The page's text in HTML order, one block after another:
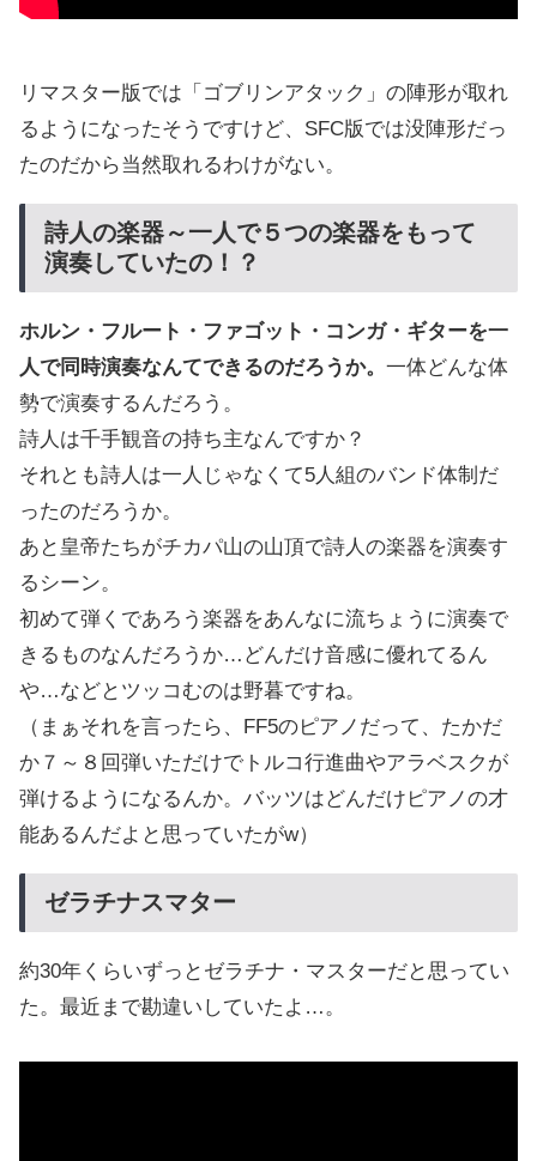
リマスター版では「ゴブリンアタック」の陣形が取れ
るようになったそうですけど、SFC版では没陣形だっ
たのだから当然取れるわけがない。
詩人の楽器～一人で５つの楽器をもって
演奏していたの！？
ホルン・フルート・ファゴット・コンガ・ギターを一
人で同時演奏なんてできるのだろうか。 一体どんな体
勢で演奏するんだろう。
詩人は千手観音の持ち主なんですか？
それとも詩人は一人じゃなくて5人組のバンド体制だ
ったのだろうか。
あと皇帝たちがチカパ山の山頂で詩人の楽器を演奏す
るシーン。
初めて弾くであろう楽器をあんなに流ちょうに演奏で
きるものなんだろうか…どんだけ音感に優れてるん
や…などとツッコむのは野暮ですね。
（まぁそれを言ったら、FF5のピアノだって、たかだ
か７～８回弾いただけでトルコ行進曲やアラベスクが
弾けるようになるんか。バッツはどんだけピアノの才
能あるんだよと思っていたがw）
ゼラチナスマター
約30年くらいずっとゼラチナ・マスターだと思ってい
た。最近まで勘違いしていたよ…。